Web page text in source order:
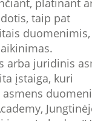
taip pat
duomenimis,
arba juridinis
įstaiga, kuri